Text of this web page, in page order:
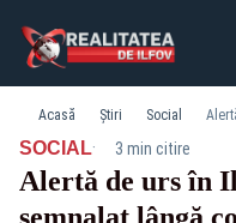
Acasă Știri Social
SOCIAL· 3 min citire
Alertă de urs în